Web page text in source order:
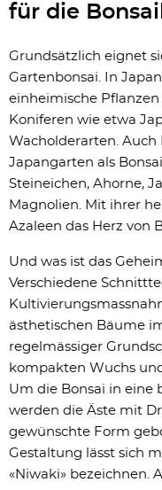
für die
Grundsätzlich eignet
Gartenbonsai. In
einheimische
Koniferen wie etwa
Wacholderarten.
Japangarten als
Steineichen, Ahorne,
Magnolien. Mit ihrer
Azaleen das Herz von
Und was ist das
Verschiedene
ästhetischen Bäume
regelmässiger
kompakten Wuchs
Um die Bonsai in eine
werden die Äste mit
gewünschte Form
Gestaltung lässt sich
«Niwaki» bezeichnen.